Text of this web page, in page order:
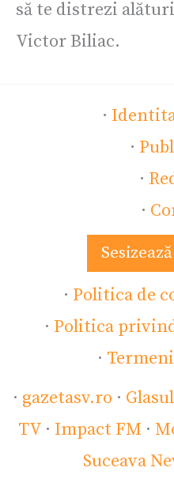
să te distrezi
Victor Biliac.
·
·
·
·
· Politica de
· Politica
·
· gazetasv.ro ·
TV · Impact FM ·
Suceava